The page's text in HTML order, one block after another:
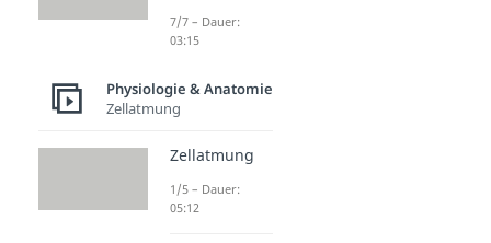
7/7 – Dauer:
03:15
Physiologie & Anatomie
Zellatmung
Zellatmung
1/5 – Dauer:
05:12